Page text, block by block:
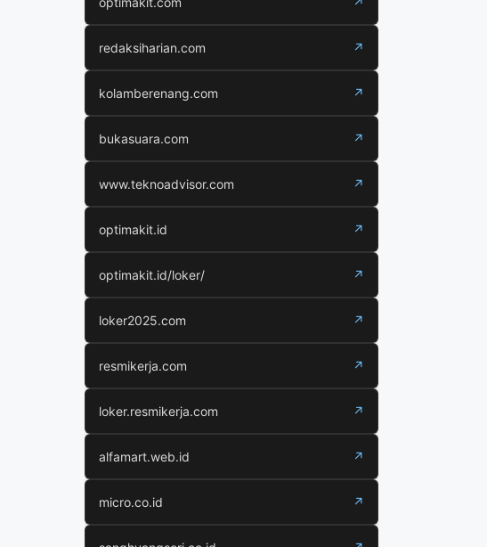
redaksiharian.com ↗
kolamberenang.com ↗
bukasuara.com ↗
www.teknoadvisor.com ↗
optimakit.id ↗
optimakit.id/loker/ ↗
loker2025.com ↗
resmikerja.com ↗
loker.resmikerja.com ↗
alfamart.web.id ↗
micro.co.id ↗